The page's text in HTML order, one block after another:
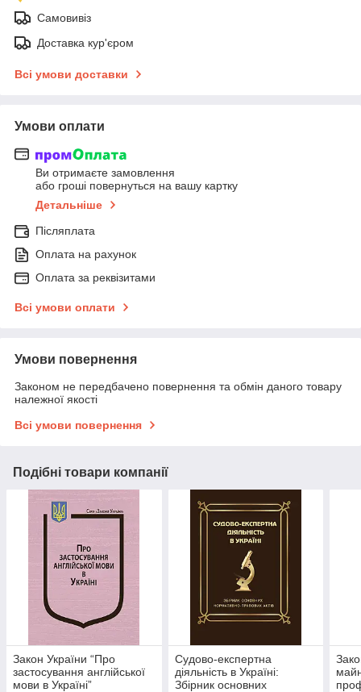
Самовивіз
Доставка кур'єром
Всі умови доставки
Умови оплати
Ви отримаєте замовлення
або гроші повернуться на вашу картку
Детальніше
Післяплата
Оплата на рахунок
Оплата за реквізитами
Всі умови оплати
Умови повернення
Законом не передбачено повернення та обмін даного товару
належної якості
Всі умови повернення
Подібні товари компанії
Закон України “Про
застосування англійської
мови в Україні”
Судово-експертна
діяльність в Україні:
Збірник основних